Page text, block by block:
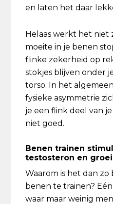
en laten het daar
Helaas werkt het niet
moeite in je benen
flinke zekerheid op
stokjes blijven onder
torso. In het
fysieke asymmetrie
je een flink deel van
niet goed.
Benen trainen
testosteron en
Waarom is het dan
benen te trainen?
waar maar weinig